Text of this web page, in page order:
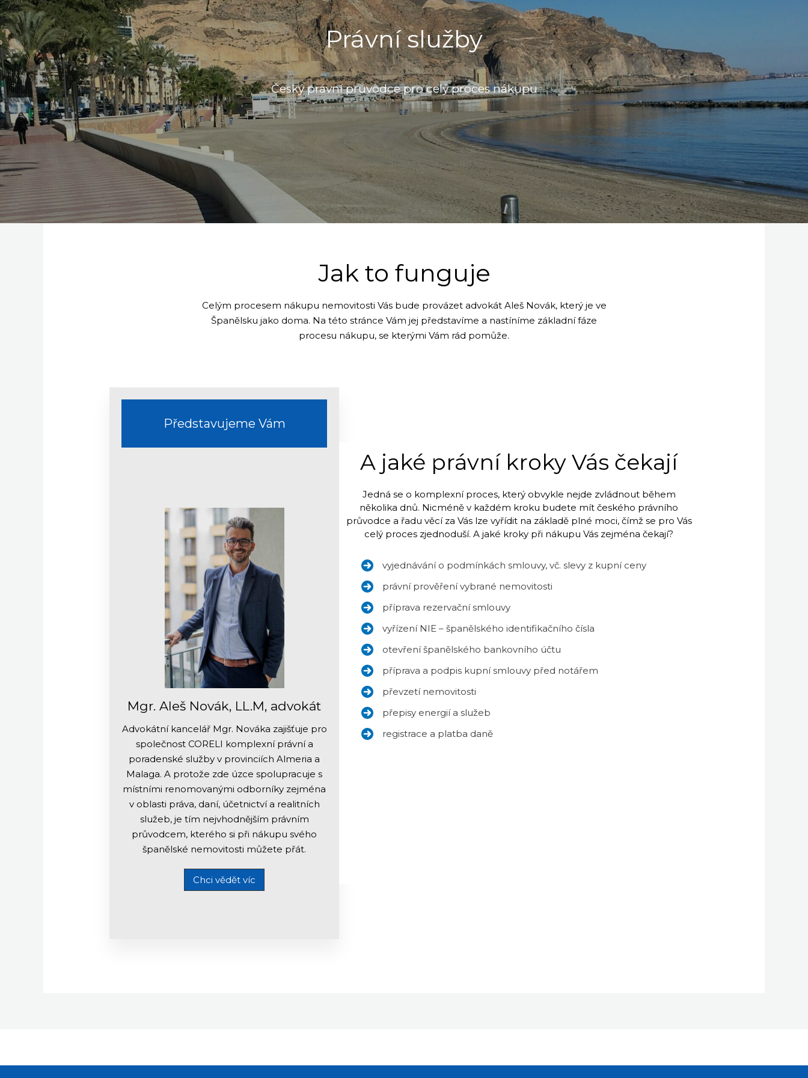
Právní služby
Český právní průvodce pro celý proces nákupu
Jak to funguje
Celým procesem nákupu nemovitosti Vás bude provázet advokát Aleš Novák, který je ve
Španělsku jako doma. Na této stránce Vám jej představíme a nastíníme základní fáze
procesu nákupu, se kterými Vám rád pomůže.
Představujeme Vám
Mgr. Aleš Novák, LL.M, advokát
Advokátní kancelář Mgr. Nováka zajišťuje pro
společnost CORELI komplexní právní a
poradenské služby v provinciích Almeria a
Malaga. A protože zde úzce spolupracuje s
místními renomovanými odborníky zejména
v oblasti práva, daní, účetnictví a realitních
služeb, je tím nejvhodnějším právním
průvodcem, kterého si při nákupu svého
španělské nemovitosti můžete přát.
Chci vědět víc
A jaké právní kroky Vás čekají
Jedná se o komplexní proces, který obvykle nejde zvládnout během
několika dnů. Nicméně v každém kroku budete mít českého právního
průvodce a řadu věcí za Vás lze vyřídit na základě plné moci, čímž se pro Vás
celý proces zjednoduší. A jaké kroky při nákupu Vás zejména čekají?
vyjednávání o podmínkách smlouvy, vč. slevy z kupní ceny
právní prověření vybrané nemovitosti
příprava rezervační smlouvy
vyřízení NIE – španělského identifikačního čísla
otevření španělského bankovního účtu
příprava a podpis kupní smlouvy před notářem
převzetí nemovitosti
přepisy energií a služeb
registrace a platba daně